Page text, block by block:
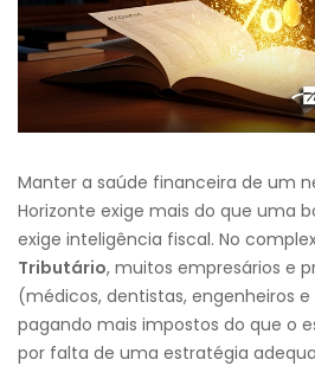
Manter a saúde financeira de um
Horizonte exige mais do que uma
exige inteligência fiscal. No
Tributário, muitos empresários e
(médicos, dentistas, engenheiros
pagando mais impostos do que o
por falta de uma estratégia